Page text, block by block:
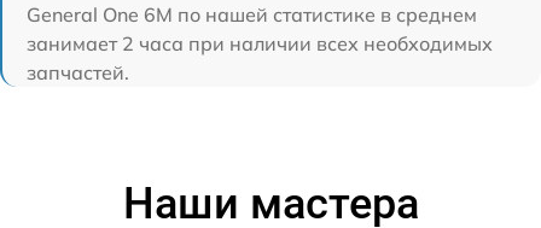
General One 6M по нашей статистике в среднем
занимает 2 часа при наличии всех необходимых
запчастей.
Наши мастера